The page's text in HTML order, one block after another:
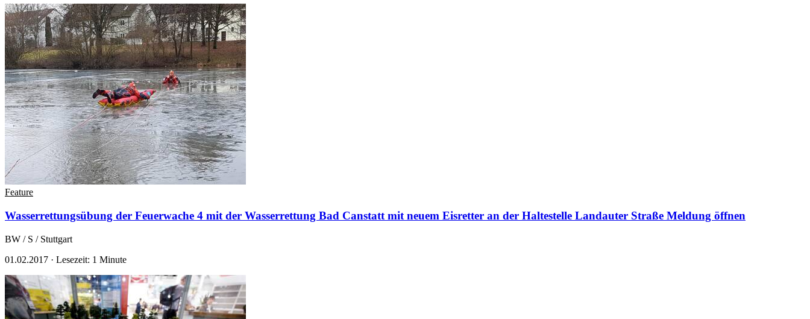
Feature
Wasserrettungsübung der Feuerwache 4 mit der Wasserrettung Bad Canstatt mit neuem Eisretter an der Haltestelle Landauter Straße Meldung öffnen
BW / S / Stuttgart
01.02.2017 · Lesezeit: 1 Minute